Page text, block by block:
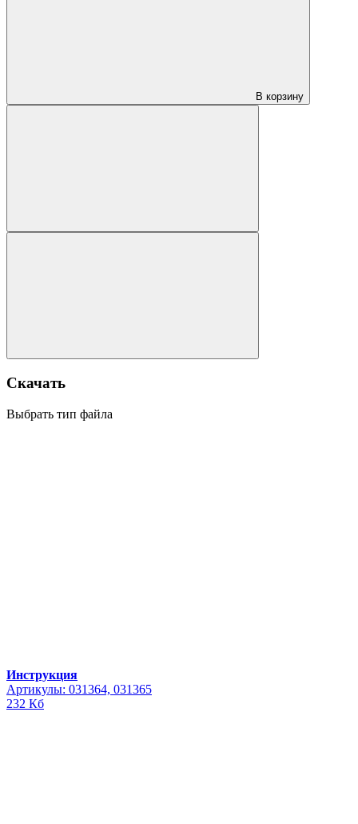
В корзину
Скачать
Выбрать тип файла
Инструкция
Артикулы: 031364, 031365
232 Кб